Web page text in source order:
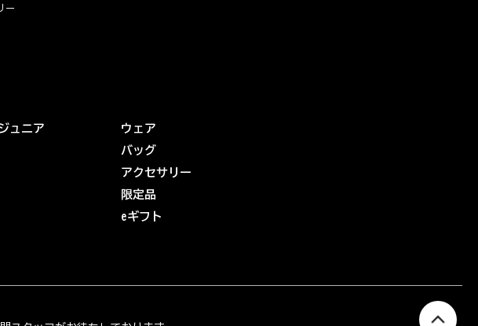
ー
ュニア
ウェア
バッグ
アクセサリー
限定品
eギフト